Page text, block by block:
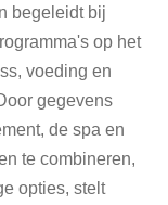
begeleidt bij
op het
voeding en
gegevens
de spa en
te combineren,
opties, stelt